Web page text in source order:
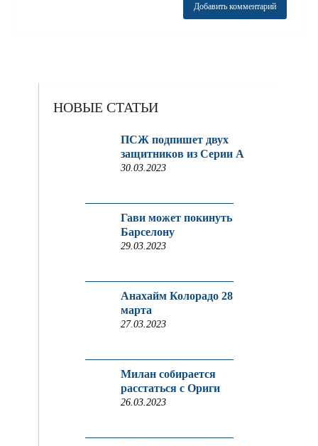
НОВЫЕ СТАТЬИ
ПСЖ подпишет двух
защитников из Серии A
30.03.2023
Гави может покинуть
Барселону
29.03.2023
Анахайм Колорадо 28
марта
27.03.2023
Милан собирается
расстаться с Ориги
26.03.2023